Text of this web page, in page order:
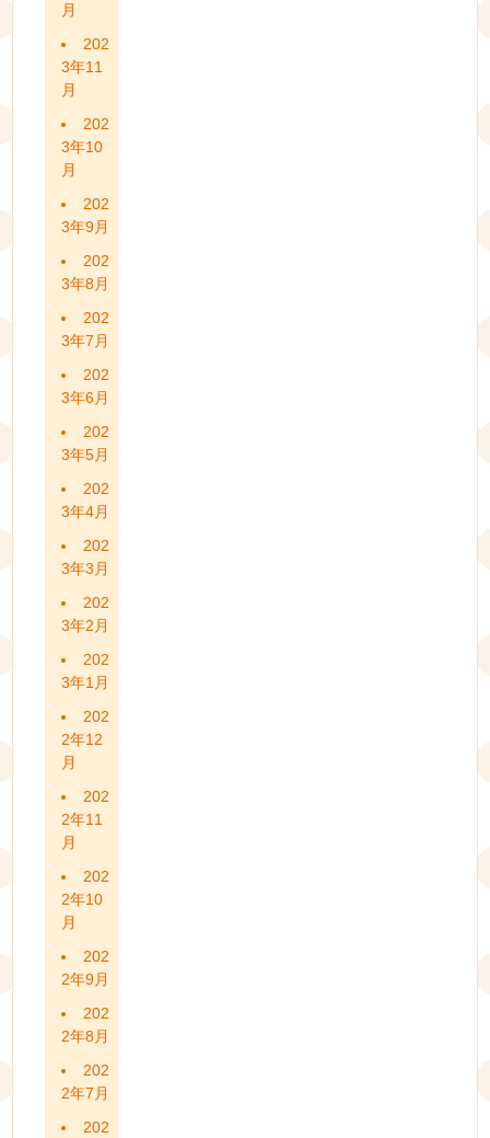
月
202
3年11
月
202
3年10
月
202
3年9月
202
3年8月
202
3年7月
202
3年6月
202
3年5月
202
3年4月
202
3年3月
202
3年2月
202
3年1月
202
2年12
月
202
2年11
月
202
2年10
月
202
2年9月
202
2年8月
202
2年7月
202